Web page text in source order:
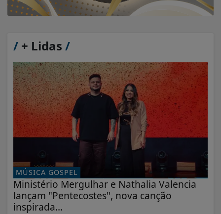
/ + Lidas /
MÚSICA GOSPEL
Ministério Mergulhar e Nathalia Valencia
lançam "Pentecostes", nova canção
inspirada...